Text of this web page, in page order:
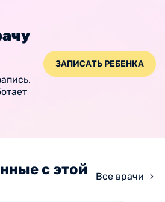
ЗАПИСАТЬ РЕБЕНКА
с этой
Все врачи